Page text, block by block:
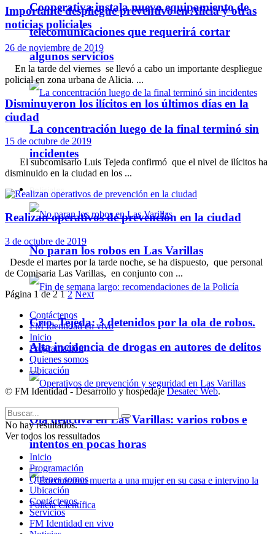
Cooperativa instala nuevo equipamiento de
telecomunicaciones que requerirá cortar
algunos servicios
La concentración luego de la final terminó sin
incidentes
Policiales
No paran los robos en Las Varillas
Crio. Tejeda: 3 detenidos por la ola de robos.
Alta incidencia de drogas en autores de delitos
Ola delictiva en Las Varillas: varios robos e
intentos en pocas horas
Importante despliegue preventivo en Alicia y otras
noticias policiales
26 de noviembre de 2019
En la tarde del viernes se llevó a cabo un importante despliegue
policial en zona urbana de Alicia. ...
Disminuyeron los ilícitos en los últimos días en la
ciudad
15 de octubre de 2019
El subcomisario Luis Tejeda confirmó que el nivel de ilícitos ha
disminuido en la ciudad en los ...
Realizan operativos de prevención en la ciudad
3 de octubre de 2019
Desde el martes por la tarde noche, se ha dispuesto, que personal
de Comisaria Las Varillas, en conjunto con ...
Página 1 de 2 1 2 Next
Contáctenos
FM Identidad en vivo
Inicio
Programación
Quienes somos
Ubicación
© FM Identidad - Desarrollo y hospedajeDesatec Web.
No hay resultados.
Ver todos los ressultados
Inicio
Programación
Quienes somos
Ubicación
Contáctenos
Servicios
FM Identidad en vivo